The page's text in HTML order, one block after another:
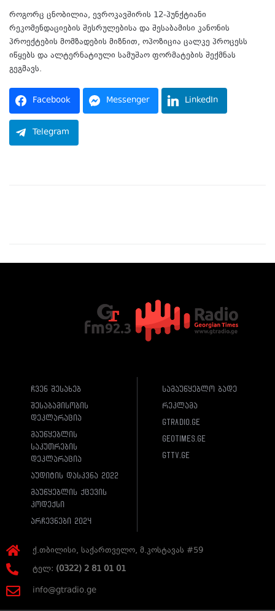
როგორც ცნობილია, ევროკავშირის 12-პუნქტიანი
რეკომენდაციების შესრულებისა და შესაბამისი კანონის
პროექტების მომზადების მიზნით, ოპოზიცია ცალკე პროცესს
იწყებს და ალტერნატიული სამუშაო ფორმატების შექმნას
გეგმავს.
Facebook Messenger LinkedIn
Telegram
ჩვენ შესახებ
შესაბამისობის
დეკლარაცია
მაუწყებლის
საკუთრების
დეკლარაცია
აუდიტის დასკვნა 2022
მაუწყებლის ქცევის
კოდექსი
არჩევნები 2024
სამაუწყებლო ბადე
რეკლამა
gtradio.ge
geotimes.ge
gttv.ge
ქ.თბილისი, საქართველო, მ.კოსტავას #59
ტელ: (0322) 2 81 01 01
info@gtradio.ge